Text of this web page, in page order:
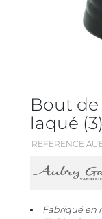
Bout
laqué (3)
REFERENCE
Fabriqué en